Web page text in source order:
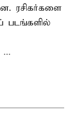
ரசிகர்களை
படங்களில்